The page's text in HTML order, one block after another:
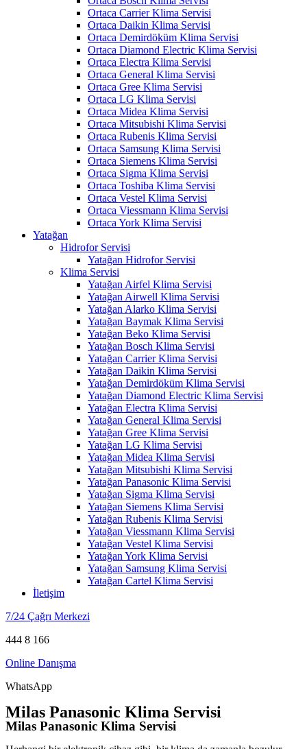
Ortaca Carrier Klima Servisi
Ortaca Daikin Klima Servisi
Ortaca Demirdöküm Klima Servisi
Ortaca Diamond Electric Klima Servisi
Ortaca Electra Klima Servisi
Ortaca General Klima Servisi
Ortaca Gree Klima Servisi
Ortaca LG Klima Servisi
Ortaca Midea Klima Servisi
Ortaca Mitsubishi Klima Servisi
Ortaca Rubenis Klima Servisi
Ortaca Samsung Klima Servisi
Ortaca Siemens Klima Servisi
Ortaca Sigma Klima Servisi
Ortaca Toshiba Klima Servisi
Ortaca Vestel Klima Servisi
Ortaca Viessmann Klima Servisi
Ortaca York Klima Servisi
Yatağan
Hidrofor Servisi
Yatağan Hidrofor Servisi
Klima Servisi
Yatağan Airfel Klima Servisi
Yatağan Airwell Klima Servisi
Yatağan Alarko Klima Servisi
Yatağan Baymak Klima Servisi
Yatağan Beko Klima Servisi
Yatağan Bosch Klima Servisi
Yatağan Carrier Klima Servisi
Yatağan Daikin Klima Servisi
Yatağan Demirdöküm Klima Servisi
Yatağan Diamond Electric Klima Servisi
Yatağan Electra Klima Servisi
Yatağan General Klima Servisi
Yatağan Gree Klima Servisi
Yatağan LG Klima Servisi
Yatağan Midea Klima Servisi
Yatağan Mitsubishi Klima Servisi
Yatağan Panasonic Klima Servisi
Yatağan Sigma Klima Servisi
Yatağan Siemens Klima Servisi
Yatağan Rubenis Klima Servisi
Yatağan Viessmann Klima Servisi
Yatağan Vestel Klima Servisi
Yatağan York Klima Servisi
Yatağan Samsung Klima Servisi
Yatağan Cartel Klima Servisi
İletişim
7/24 Çağrı Merkezi
444 8 166
Online Danışma
WhatsApp
Milas Panasonic Klima Servisi
Milas Panasonic Klima Servisi